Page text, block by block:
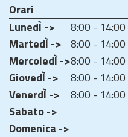
Orari
LunedÌ ->
8:00 - 14:00
MartedÌ -> 8:00 - 14:00
MercoledÌ ->8:00 - 14:00
GiovedÌ ->
8:00 - 14:00
VenerdÌ ->
8:00 - 14:00
Sabato ->
Domenica ->